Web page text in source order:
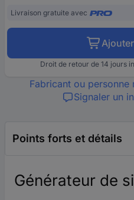
Livraison gratuite avec
Droit de retour de 14 jours
Fabricant ou
Signaler un
Points forts et détails
Générateur de